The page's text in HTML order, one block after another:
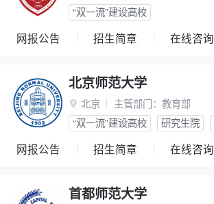
“双一流”建设高校
网报公告 招生简章 在线咨询
北京师范大学
 北京 主管部门： 教育部
“双一流”建设高校
研究生院
网报公告 招生简章 在线咨询
首都师范大学